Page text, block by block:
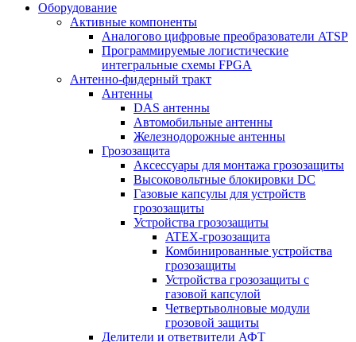
Оборудование
Активные компоненты
Аналогово цифровые преобразователи ATSP
Программируемые логистические
интегральные схемы FPGA
Антенно-фидерный тракт
Антенны
DAS антенны
Автомобильные антенны
Железнодорожные антенны
Грозозащита
Аксессуары для монтажа грозозащиты
Высоковольтные блокировки DC
Газовые капсулы для устройств
грозозащиты
Устройства грозозащиты
ATEX-грозозащита
Комбинированные устройства
грозозащиты
Устройства грозозащиты с
газовой капсулой
Четвертьволновые модули
грозовой защиты
Делители и ответвители АФТ